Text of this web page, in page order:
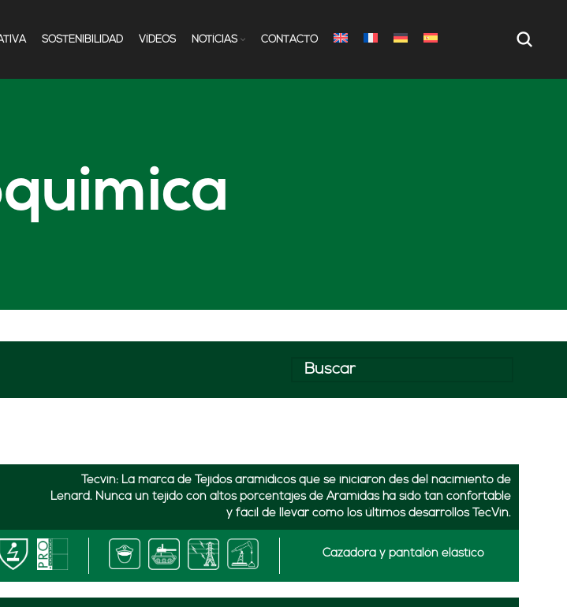
SOSTENIBILIDAD VÍDEOS NOTÍCIAS CONTACTO
Tecvin: La marca de Tejidos aramidicos que se iniciaron des del nacimiento de
Lenard. Nunca un tejido con altos porcentajes de Aramidas ha sido tan confortable
y fácil de llevar como los últimos desarrollos TecVin.
Cazadora y pantalón elástico